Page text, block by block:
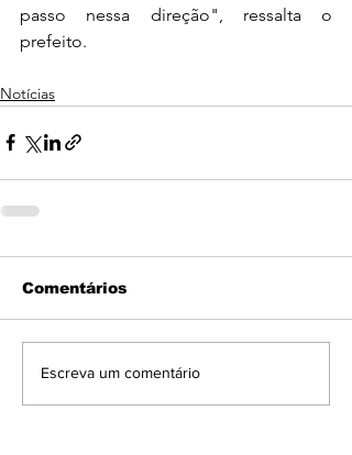
passo nessa direção", ressalta o
prefeito.
Notícias
Comentários
Escreva um comentário